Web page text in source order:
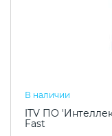
В наличии
ITV ПО
Fast